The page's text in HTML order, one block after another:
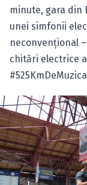
minute, gara din
unei simfonii
neconvenţional
chitări electrice